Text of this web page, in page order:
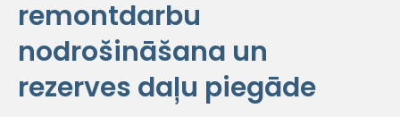
remontdarbu
nodrošināšana un
rezerves daļu piegāde